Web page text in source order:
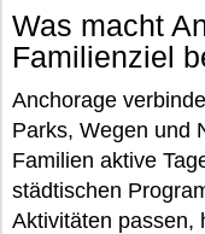
Was macht
Familienziel
Anchorage
Parks, Wegen und
Familien aktive
städtischen
Aktivitäten passen,